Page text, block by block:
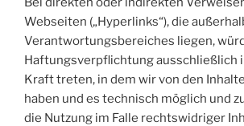
Webseiten („Hyperlinks“), die
Verantwortungsbereiches liegen,
Haftungsverpflichtung ausschließlich
Kraft treten, in dem wir von den
haben und es technisch möglich und
die Nutzung im Falle rechtswidriger